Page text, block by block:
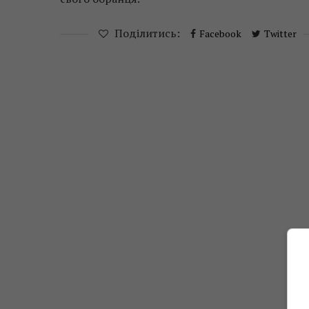
Поділитись: Facebook Twitter